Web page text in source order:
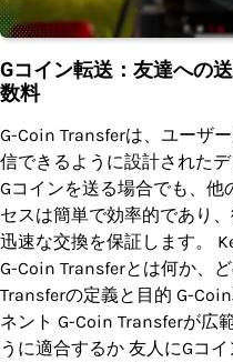
Gコイン転送：友達への
数料
G-Coin Transferは、ユーザ
信できるように設計された
Gコインを送る場合でも、他
セスは簡単で効率的であり
迅速な交換を保証します。
G-Coin Transferとは何か、
Transferの定義と目的 G-
ネント G-Coin Transferが広
うに適合するか 友人にGコ